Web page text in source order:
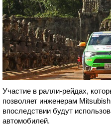
Участие в ралли-рейдах,
позволяет инженерам
впоследствии будут
автомобилей.